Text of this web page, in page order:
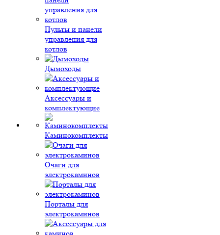
Пульты и панели
управления для
котлов
Дымоходы
Аксессуары и
комплектующие
Каминокомплекты
Очаги для
электрокаминов
Порталы для
электрокаминов